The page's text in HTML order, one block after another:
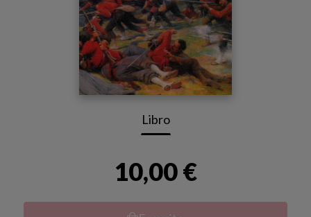
Libro
10,00 €